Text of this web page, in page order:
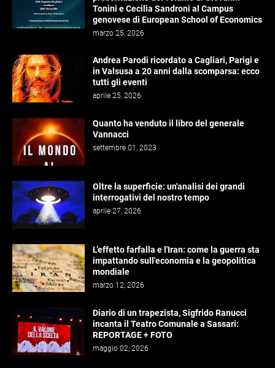
Tonini e Cecilia Sandroni al Campus
genovese di European School of Economics
marzo 25, 2026
Andrea Parodi ricordato a Cagliari, Parigi e
in Valsusa a 20 anni dalla scomparsa: ecco
tutti gli eventi
aprile 25, 2026
Quanto ha venduto il libro del generale
Vannacci
settembre 01, 2023
Oltre la superficie: un'analisi dei grandi
interrogativi del nostro tempo
aprile 27, 2026
L’effetto farfalla e l'Iran: come la guerra sta
impattando sull'economia e la geopolitica
mondiale
marzo 12, 2026
Diario di un trapezista, Sigfrido Ranucci
incanta il Teatro Comunale a Sassari:
REPORTAGE + FOTO
maggio 02, 2026